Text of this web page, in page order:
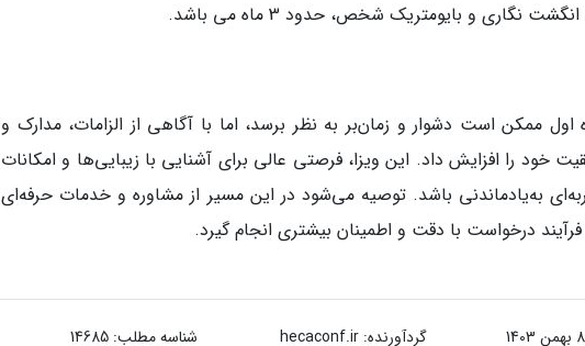
و بایومتریک شخص، حدود 3 ماه می باشد.
اول ممکن است دشوار و زمان‌بر به نظر برسد، اما با آگاهی از الزامات، مدارک و
خود را افزایش داد. این ویزا، فرصتی عالی برای آشنایی با زیبایی‌ها و امکانات
به‌یادماندنی باشد. توصیه می‌شود در این مسیر از مشاوره و خدمات حرفه‌ای
درخواست با دقت و اطمینان بیشتری انجام گیرد.
8 بهمن 1403 گردآورنده:hecaconf.ir شناسه مطلب: 14685